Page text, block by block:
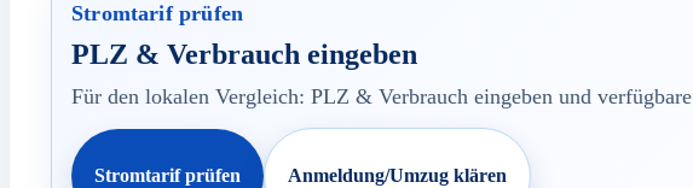
Stromtarif prüfen
PLZ & Verbrauch eingeben
Für den lokalen Vergleich: PLZ & Verbrauch eingeben und
Stromtarif prüfen Anmeldung/Umzug klären